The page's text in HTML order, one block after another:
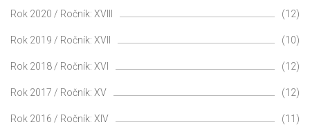
Rok 2020 / Ročník: XVIII (12)
Rok 2019 / Ročník: XVII (10)
Rok 2018 / Ročník: XVI (12)
Rok 2017 / Ročník: XV (12)
Rok 2016 / Ročník: XIV (11)